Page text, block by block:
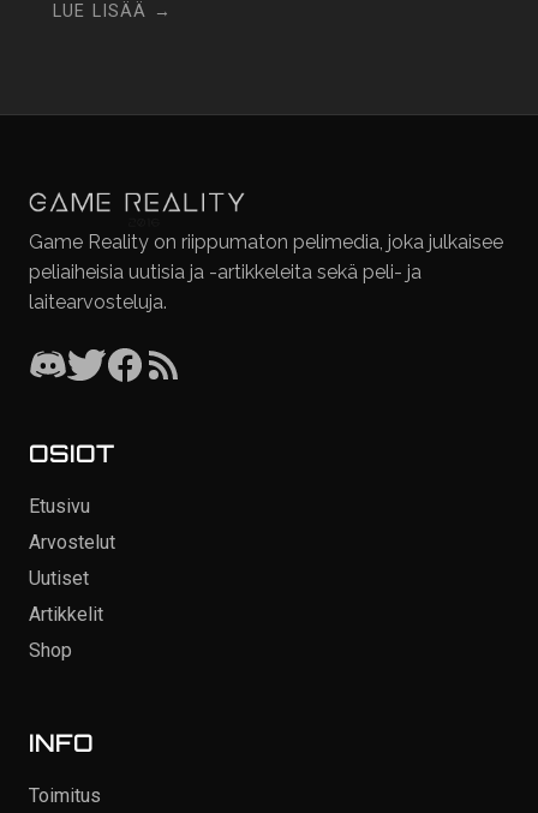
LUE LISÄÄ →
Game Reality on riippumaton pelimedia, joka julkaisee
peliaiheisia uutisia ja -artikkeleita sekä peli- ja
laitearvosteluja.
OSIOT
Etusivu
Arvostelut
Uutiset
Artikkelit
Shop
INFO
Toimitus